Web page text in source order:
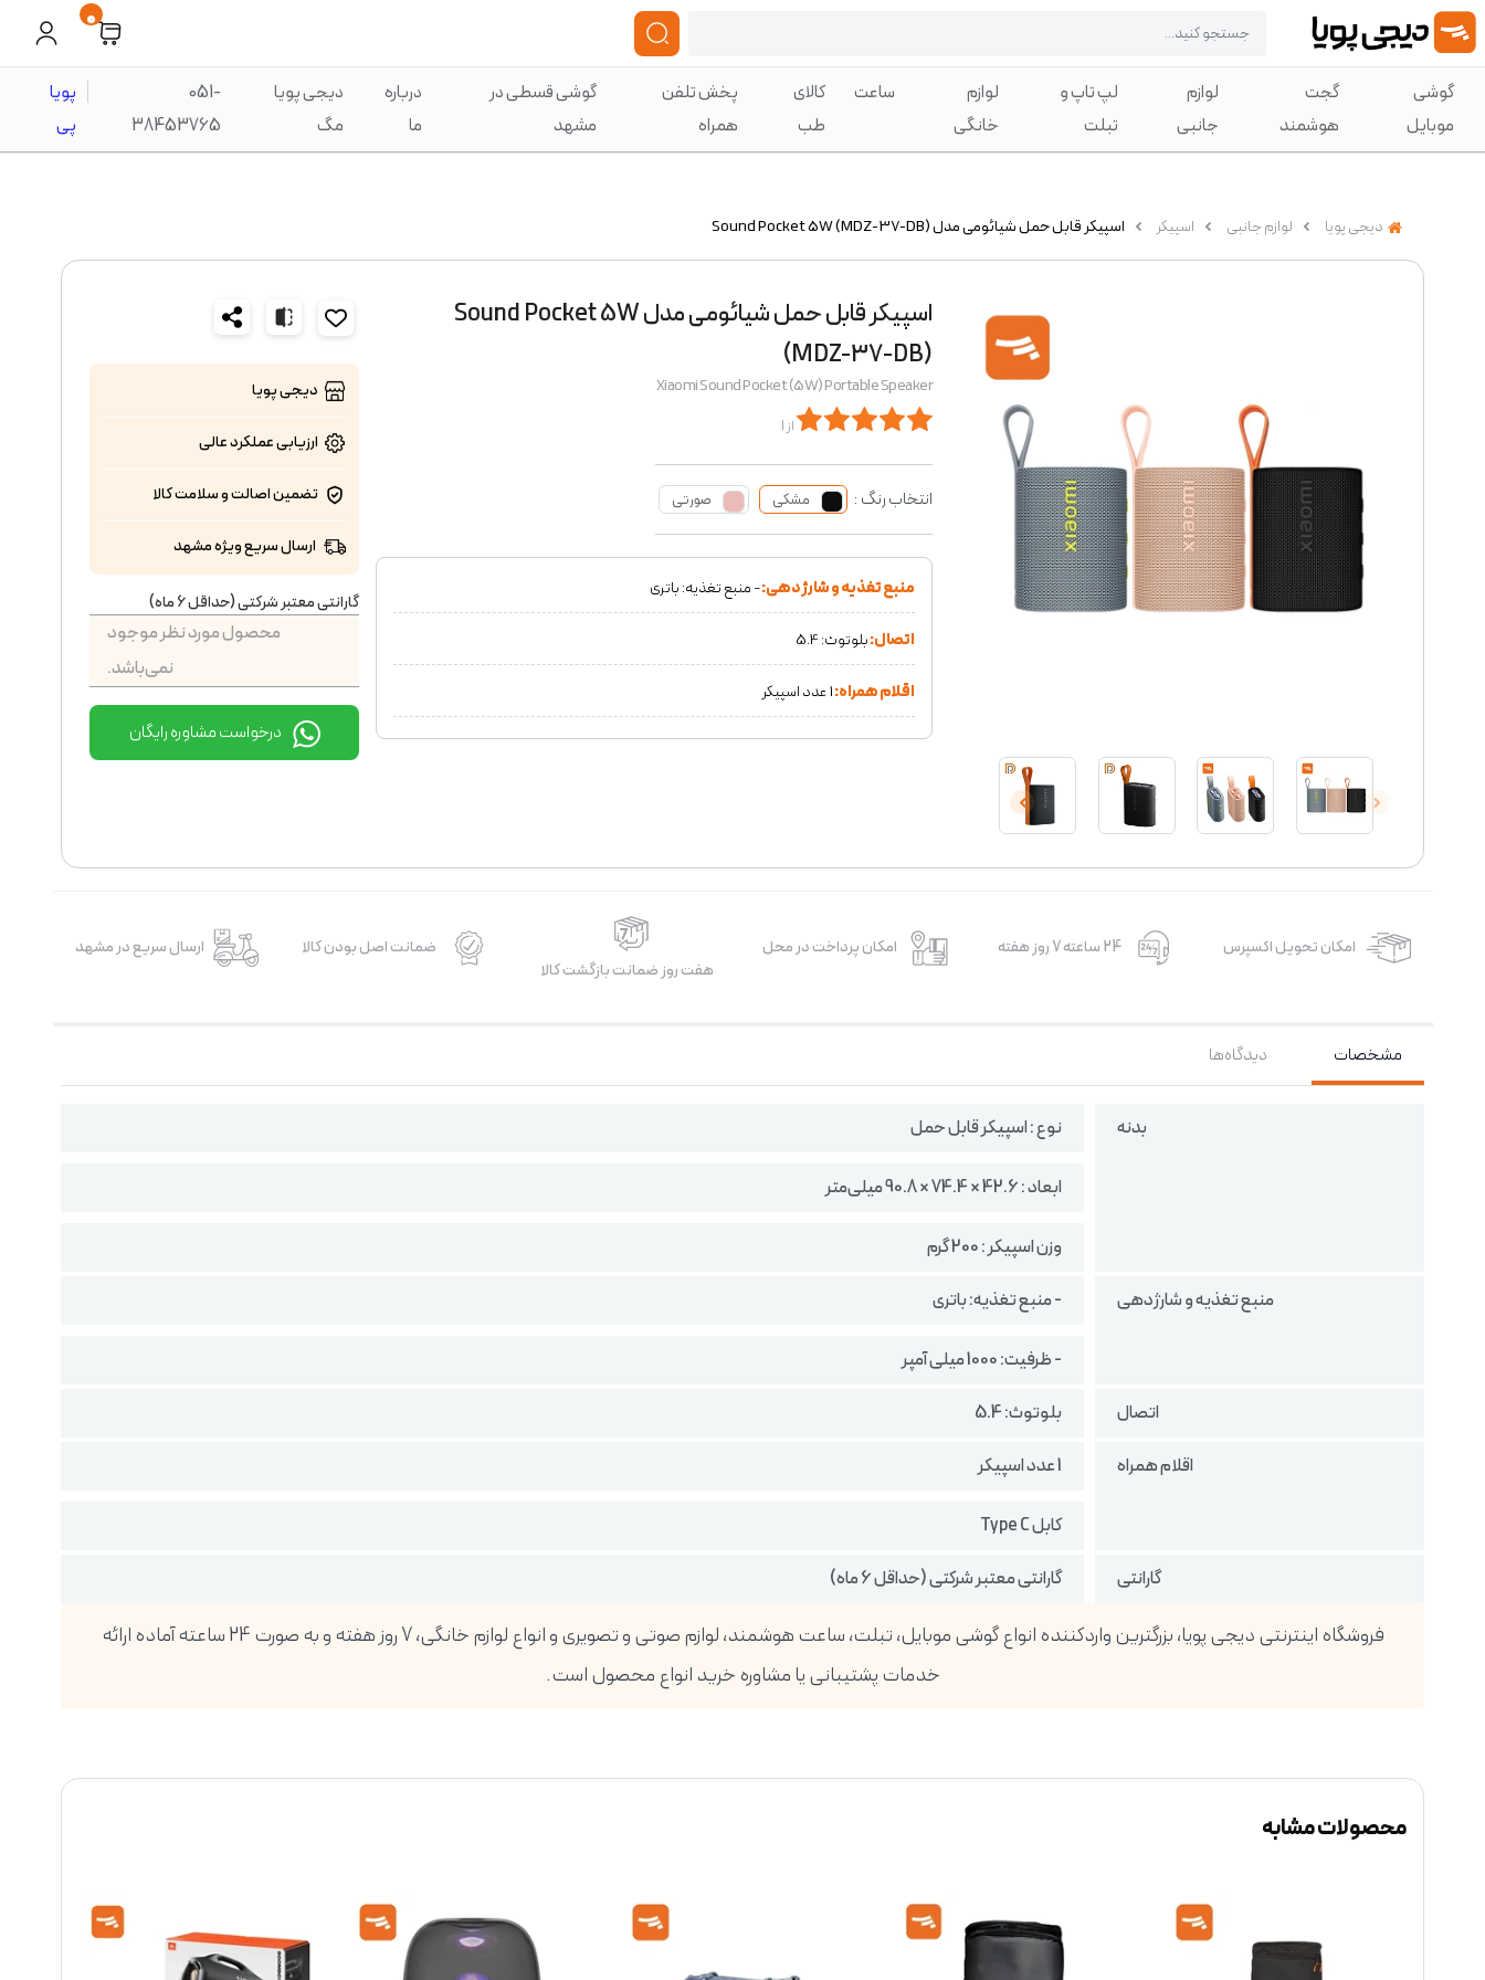
0
گوشی
موبایل
گجت
هوشمند
لوازم
جانبی
لپ تاپ و
تبلت
لوازم
خانگی
ساعت
کالای
طب
پخش تلفن
همراه
گوشی قسطی در
مشهد
درباره
ما
دیجی پویا
مگ
051-
38453765
پویا
پی
دیجی پویا لوازم جانبی اسپیکر اسپیکر قابل حمل شیائومی مدل Sound Pocket 5W (MDZ-37-DB)
اسپیکر قابل حمل شیائومی مدل Sound Pocket 5W
(MDZ-37-DB)
Xiaomi Sound Pocket (5W) Portable Speaker
از 1
انتخاب رنگ : مشکی صورتی
منبع تغذیه و شارژدهی:- منبع تغذیه: باتری
اتصال:بلوتوث: 5.4
اقلام همراه:1 عدد اسپیکر
دیجی پویا
ارزیابی عملکردعالی
تضمین اصالت و سلامت کالا
ارسال سریع ویژه مشهد
گارانتی معتبر شرکتی (حداقل 6 ماه)
محصول مورد نظر موجود
نمی‌باشد.
درخواست مشاوره رایگان
امکان تحویل اکسپرس 24 ساعته 7 روز هفته
امکان پرداخت در محل
هفت روز ضمانت بازگشت کالا
ضمانت اصل بودن کالا ارسال سریع در مشهد
مشخصات دیدگاه‌ها
بدنه نوع : اسپیکر قابل حمل
ابعاد : 42.6 × 74.4 × 90.8 میلی‌متر
وزن اسپیکر :‌ 200 گرم
منبع تغذیه و شارژدهی
- منبع تغذیه: باتری
- ظرفیت: 1000 میلی آمپر
اتصال
بلوتوث: 5.4
اقلام همراه
1 عدد اسپیکر
کابل Type C
گارانتی
گارانتی معتبر شرکتی (حداقل 6 ماه)
فروشگاه اینترنتی دیجی پویا، بزرگترین واردکننده انواع گوشی موبایل، تبلت، ساعت هوشمند، لوازم صوتی و تصویری و انواع لوازم خانگی، 7 روز هفته و به صورت 24 ساعته آماده ارائه
خدمات پشتیبانی یا مشاوره خرید انواع محصول است.
محصولات مشابه